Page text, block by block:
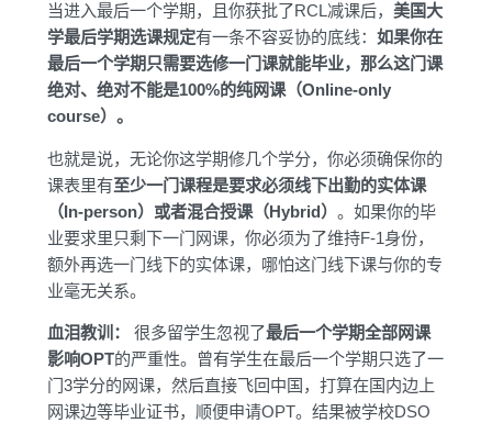
当进入最后一个学期，且你获批了RCL减课后， 美国大
学最后学期选课规定有一条不容妥协的底线： 如果你在
最后一个学期只需要选修一门课就能毕业，那么这门课
绝对、绝对不能是100%的纯网课（Online-only
course）。
也就是说，无论你这学期修几个学分，你必须确保你的
课表里有至少一门课程是要求必须线下出勤的实体课
（In-person）或者混合授课（Hybrid） 。如果你的毕
业要求里只剩下一门网课，你必须为了维持F-1身份，
额外再选一门线下的实体课，哪怕这门线下课与你的专
业毫无关系。
血泪教训： 很多留学生忽视了最后一个学期全部网课
影响OPT的严重性。曾有学生在最后一个学期只选了一
门3学分的网课，然后直接飞回中国，打算在国内边上
网课边等毕业证书，顺便申请OPT。结果被学校DSO